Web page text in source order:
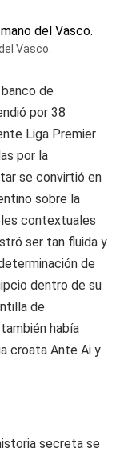
Vasco.
de
por 38
Liga Premier
por la
se convirtió en
sobre la
contextuales
ser tan fluida y
de
dentro de su
de
había
croata Ante Ai y
secreta se